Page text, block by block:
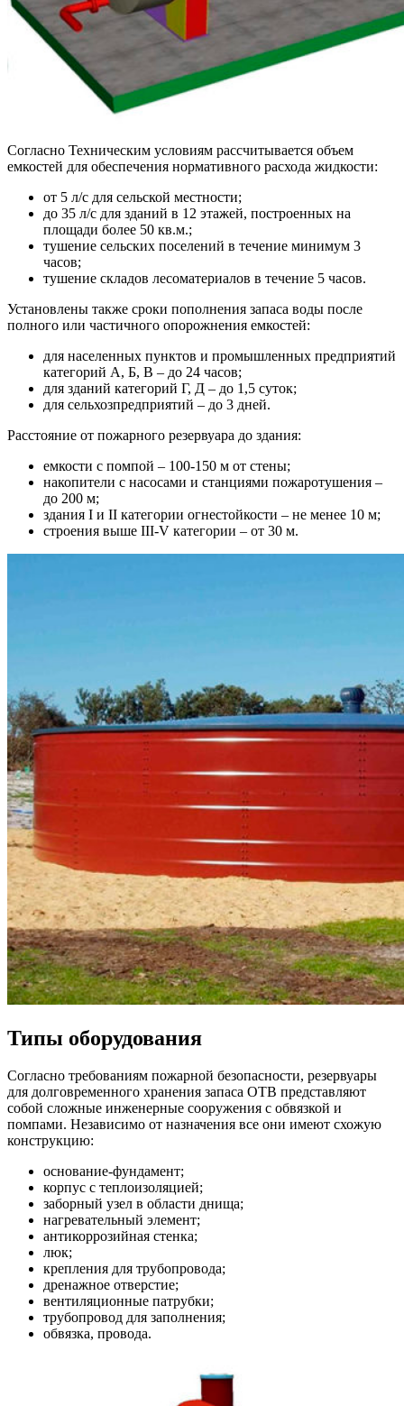
Согласно Техническим условиям рассчитывается объем
емкостей для обеспечения нормативного расхода жидкости:
от 5 л/с для сельской местности;
до 35 л/с для зданий в 12 этажей, построенных на
площади более 50 кв.м.;
тушение сельских поселений в течение минимум 3
часов;
тушение складов лесоматериалов в течение 5 часов.
Установлены также сроки пополнения запаса воды после
полного или частичного опорожнения емкостей:
для населенных пунктов и промышленных предприятий
категорий А, Б, В – до 24 часов;
для зданий категорий Г, Д – до 1,5 суток;
для сельхозпредприятий – до 3 дней.
Расстояние от пожарного резервуара до здания:
емкости с помпой – 100-150 м от стены;
накопители с насосами и станциями пожаротушения –
до 200 м;
здания I и II категории огнестойкости – не менее 10 м;
строения выше III-V категории – от 30 м.
Типы оборудования
Согласно требованиям пожарной безопасности, резервуары
для долговременного хранения запаса ОТВ представляют
собой сложные инженерные сооружения с обвязкой и
помпами. Независимо от назначения все они имеют схожую
конструкцию:
основание-фундамент;
корпус с теплоизоляцией;
заборный узел в области днища;
нагревательный элемент;
антикоррозийная стенка;
люк;
крепления для трубопровода;
дренажное отверстие;
вентиляционные патрубки;
трубопровод для заполнения;
обвязка, провода.